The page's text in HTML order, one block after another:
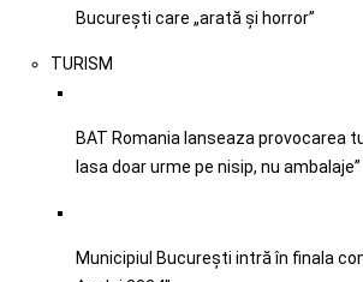
București care „arată și horror”
TURISM
BAT Romania lanseaza provocarea
lasa doar urme pe nisip, nu ambalaje”
Municipiul București intră în finala